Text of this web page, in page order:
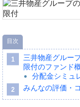
目次
三井物産グルー
限付のファンド
分配金シミュ
みんなの評価・